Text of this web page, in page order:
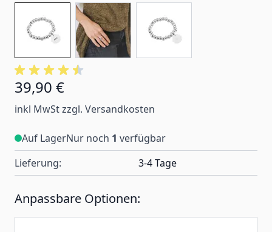
39,90 €
inkl MwSt zzgl. Versandkosten
Auf LagerNur noch 1 verfügbar
Lieferung:
3-4 Tage
Anpassbare Optionen: